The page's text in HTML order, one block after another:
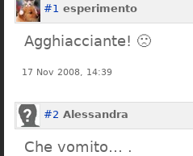
#1 esperimento
Agghiacciante! 🙁
17 Nov 2008, 14:39
#2 Alessandra
Che vomito… .